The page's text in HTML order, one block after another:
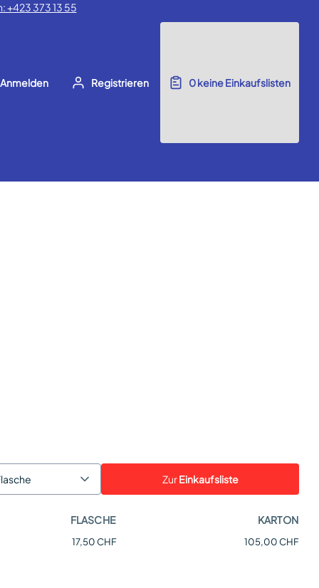
+423 373 13 55
Anmelden Registrieren 0keine Einkaufslisten
ZurEinkaufsliste
FLASCHE KARTON
17,50 CHF 105,00 CHF